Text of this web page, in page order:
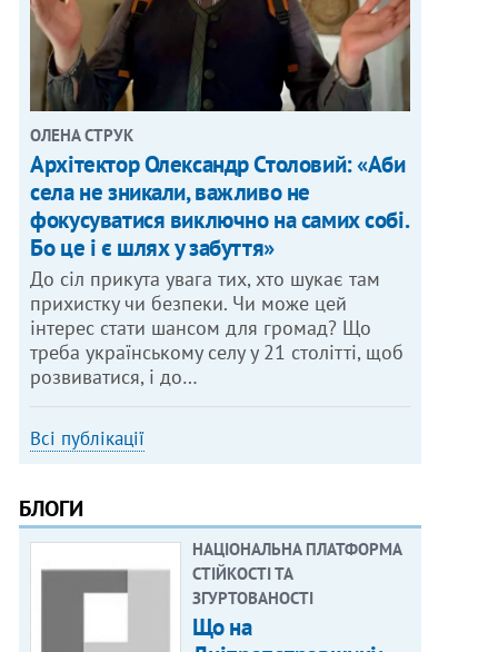
ОЛЕНА СТРУК
Архітектор Олександр Столовий: «Аби
села не зникали, важливо не
фокусуватися виключно на самих собі.
Бо це і є шлях у забуття»
До сіл прикута увага тих, хто шукає там
прихистку чи безпеки. Чи може цей
інтерес стати шансом для громад? Що
треба українському селу у 21 столітті, щоб
розвиватися, і до…
Всі публікації
БЛОГИ
НАЦІОНАЛЬНА ПЛАТФОРМА
СТІЙКОСТІ ТА
ЗГУРТОВАНОСТІ
Що на